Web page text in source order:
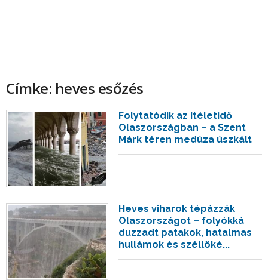
Címke: heves esőzés
Folytatódik az ítéletidő
Olaszországban – a Szent
Márk téren medúza úszkált
Heves viharok tépázzák
Olaszországot – folyókká
duzzadt patakok, hatalmas
hullámok és széllöké...